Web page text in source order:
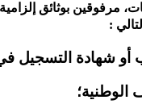
مرفوقين بوثائق إلزامية
:
شهادة التسجيل في
الوطنية؛